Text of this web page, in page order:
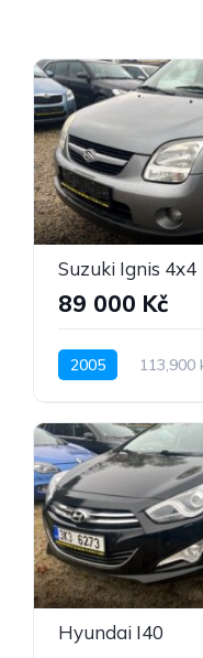
Suzuki Ignis 4x4
89 000 Kč
2005 113,900
Hyundai I40